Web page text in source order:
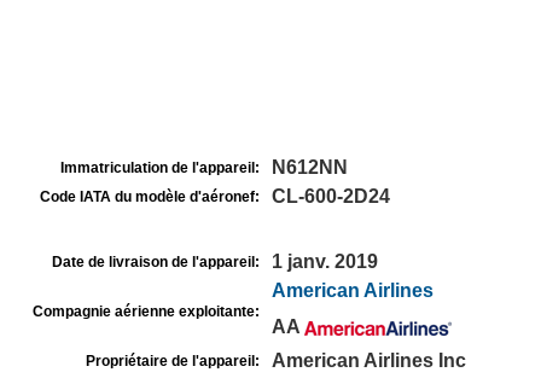
Immatriculation de l'appareil: N612NN
Code IATA du modèle d'aéronef: CL-600-2D24
Date de livraison de l'appareil: 1 janv. 2019
Compagnie aérienne exploitante:
American Airlines
AA
Propriétaire de l'appareil: American Airlines Inc